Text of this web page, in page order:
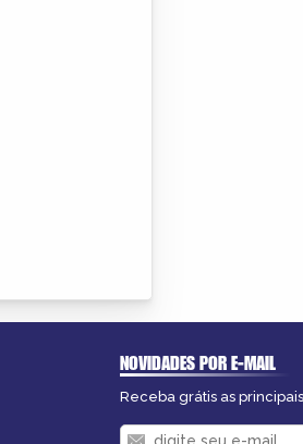
NOVIDADES POR E-MAIL
Receba grátis as